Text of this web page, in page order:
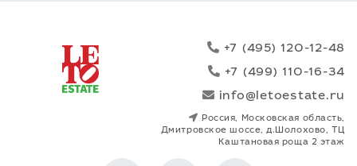
+7 (495) 120-12-48
+7 (499) 110-16-34
info@letoestate.ru
Россия, Московская область,
Дмитровское шоссе, д.Шолохово, ТЦ
Каштановая роща 2 этаж